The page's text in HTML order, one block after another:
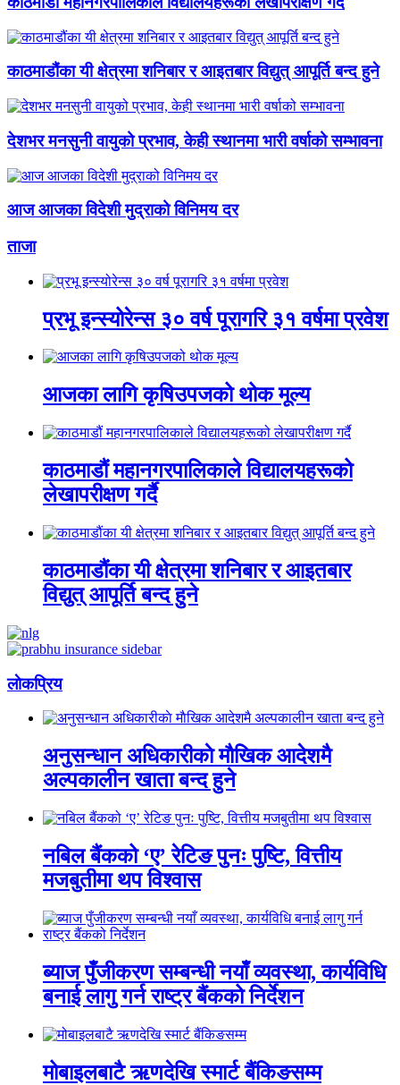
काठमाडौंका यी क्षेत्रमा शनिबार र आइतबार विद्युत् आपूर्ति बन्द हुने
देशभर मनसुनी वायुको प्रभाव, केही स्थानमा भारी वर्षाको सम्भावना
आज आजका विदेशी मुद्राको विनिमय दर
ताजा
प्रभू इन्स्योरेन्स ३० वर्ष पूरागरि ३१ वर्षमा प्रवेश
आजका लागि कृषिउपजको थोक मूल्य
काठमाडौं महानगरपालिकाले विद्यालयहरूको
लेखापरीक्षण गर्दै
काठमाडौंका यी क्षेत्रमा शनिबार र आइतबार
विद्युत् आपूर्ति बन्द हुने
लाेकप्रिय
अनुसन्धान अधिकारीकाे माैखिक आदेशमै
अल्पकालीन खाता बन्द हुने
नबिल बैंकको ‘ए’ रेटिङ पुनः पुष्टि, वित्तीय
मजबुतीमा थप विश्वास
ब्याज पुँजीकरण सम्बन्धी नयाँ व्यवस्था, कार्यविधि
बनाई लागु गर्न राष्ट्र बैंकको निर्देशन
मोबाइलबाटै ऋणदेखि स्मार्ट बैंकिङसम्म